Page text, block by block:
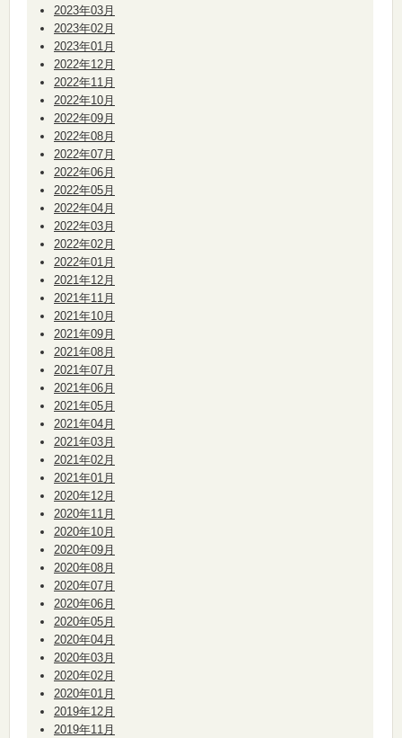
2023年03月
2023年02月
2023年01月
2022年12月
2022年11月
2022年10月
2022年09月
2022年08月
2022年07月
2022年06月
2022年05月
2022年04月
2022年03月
2022年02月
2022年01月
2021年12月
2021年11月
2021年10月
2021年09月
2021年08月
2021年07月
2021年06月
2021年05月
2021年04月
2021年03月
2021年02月
2021年01月
2020年12月
2020年11月
2020年10月
2020年09月
2020年08月
2020年07月
2020年06月
2020年05月
2020年04月
2020年03月
2020年02月
2020年01月
2019年12月
2019年11月